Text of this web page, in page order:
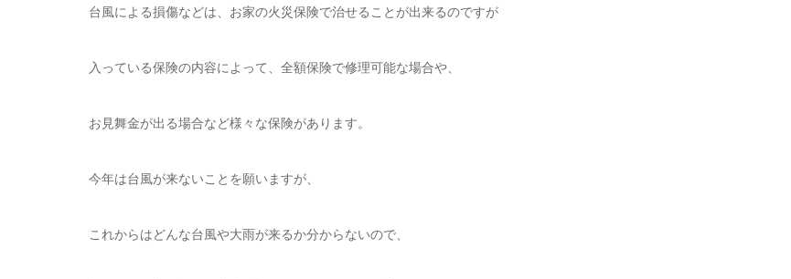
台風による損傷などは、お家の火災保険で治せることが出来るのですが
入っている保険の内容によって、全額保険で修理可能な場合や、
お見舞金が出る場合など様々な保険があります。
今年は台風が来ないことを願いますが、
これからはどんな台風や大雨が来るか分からないので、